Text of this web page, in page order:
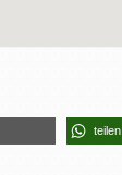
teilen